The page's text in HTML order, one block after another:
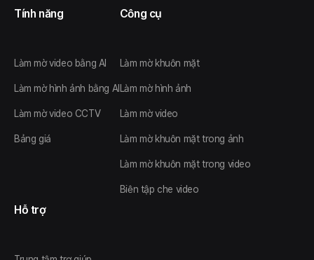
Tính năng
Làm mờ video bằng AI
Làm mờ hình ảnh bằng AI
Làm mờ video CCTV
Bảng giá
Công cụ
Làm mờ khuôn mặt
Làm mờ hình ảnh
Làm mờ video
Làm mờ khuôn mặt trong ảnh
Làm mờ khuôn mặt trong video
Biên tập che video
Hỗ trợ